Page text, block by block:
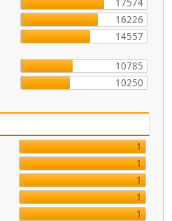
17574
16226
14557
10785
10250
1
1
1
1
1